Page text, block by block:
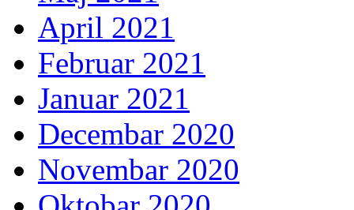
April 2021
Februar 2021
Januar 2021
Decembar 2020
Novembar 2020